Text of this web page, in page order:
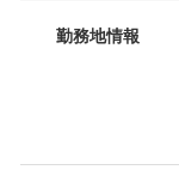
勤務地情報